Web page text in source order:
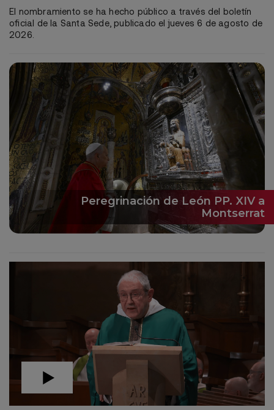
El nombramiento se ha hecho público a través del boletín
oficial de la Santa Sede, publicado el jueves 6 de agosto de
2026.
Peregrinación de León PP. XIV a
Montserrat